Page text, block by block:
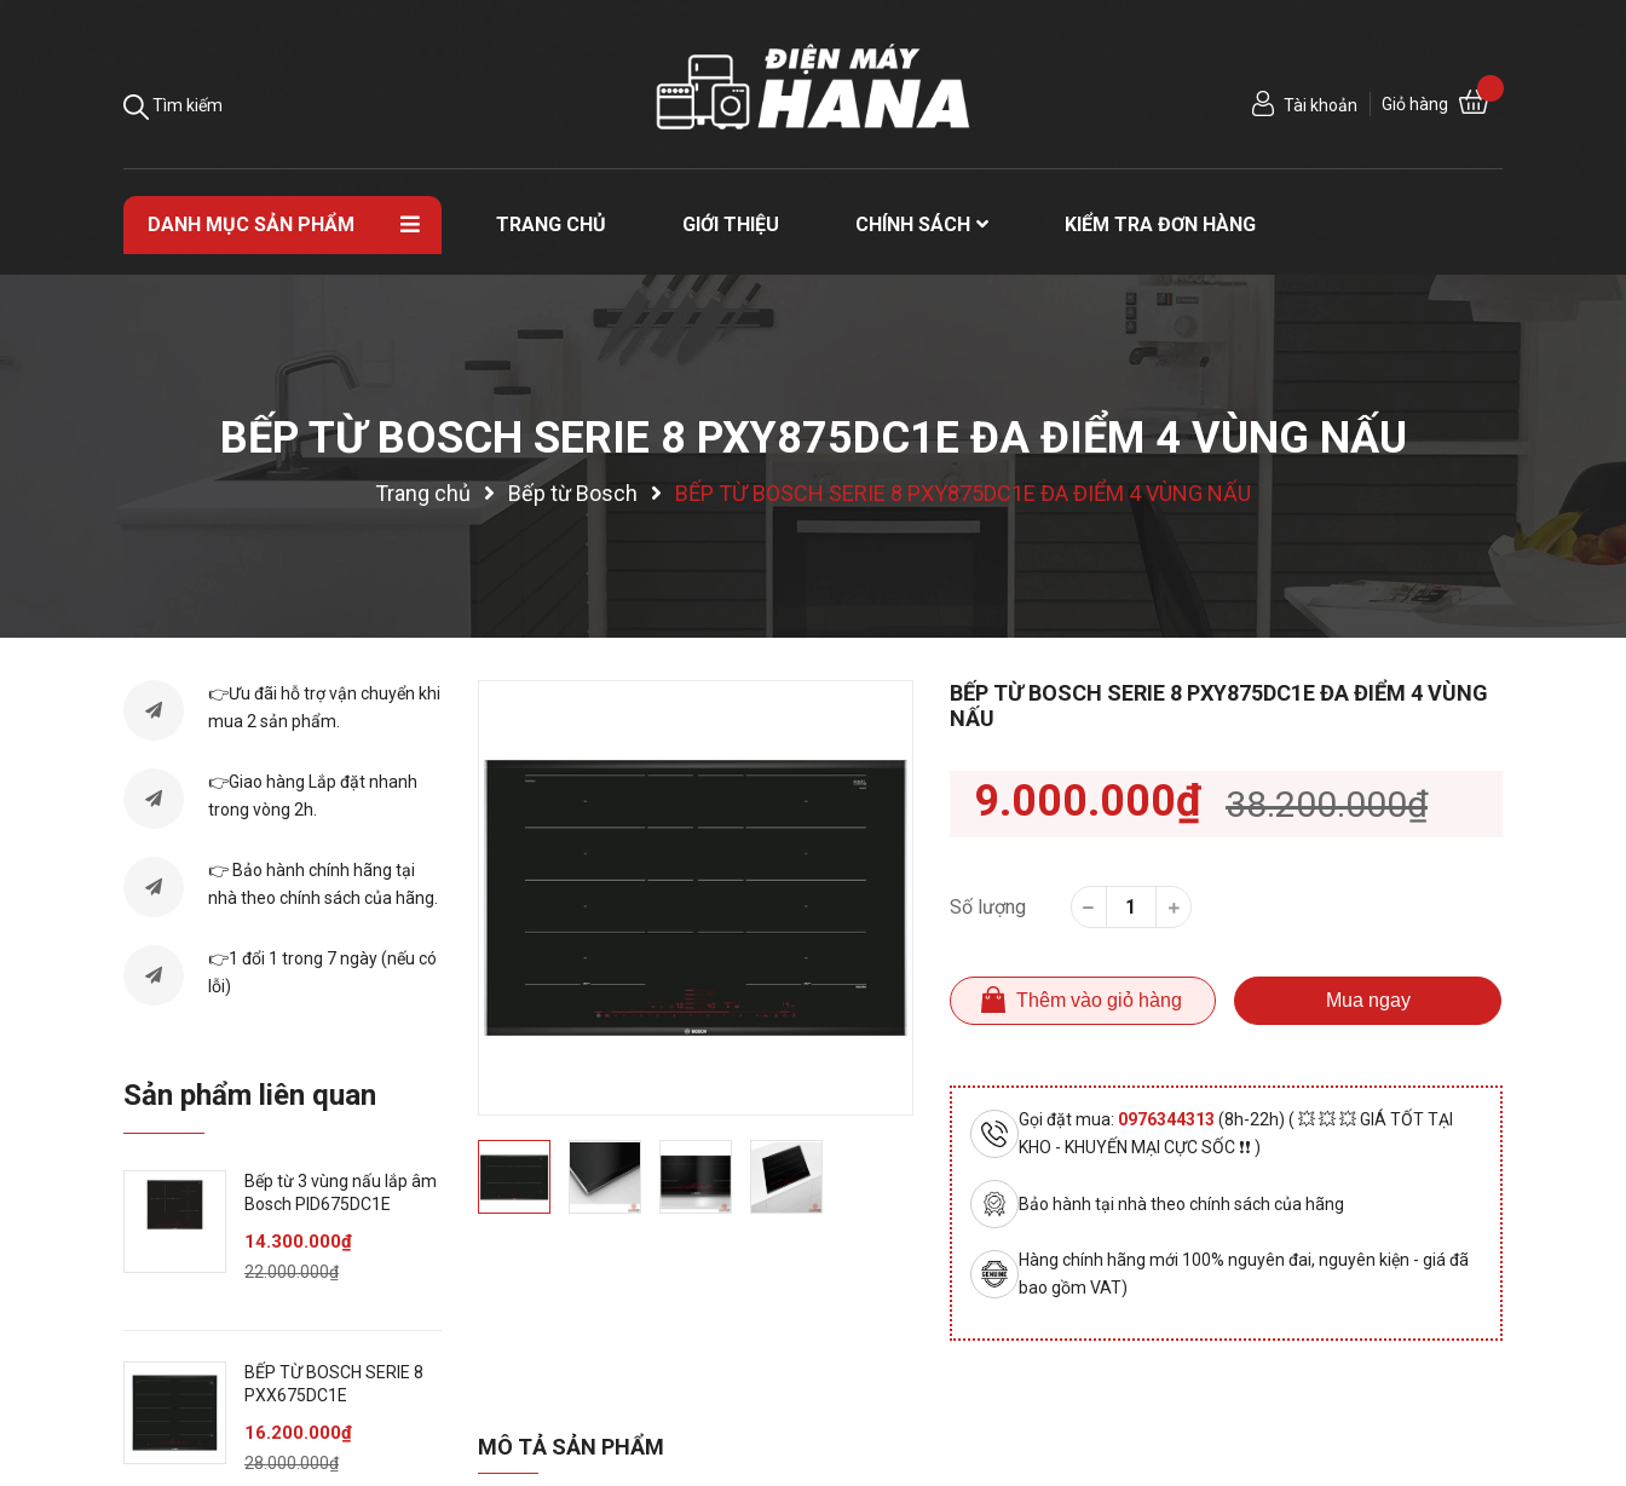
Tìm kiếm Tài khoản Giỏ hàng
DANH MỤC SẢN PHẨM TRANG CHỦ GIỚI THIỆU CHÍNH SÁCH KIỂM TRA ĐƠN HÀNG
BẾP TỪ BOSCH SERIE 8 PXY875DC1E ĐA ĐIỂM 4 VÙNG NẤU
Trang chủ Bếp từ Bosch BẾP TỪ BOSCH SERIE 8 PXY875DC1E ĐA ĐIỂM 4 VÙNG NẤU
BẾP TỪ BOSCH SERIE 8 PXY875DC1E ĐA ĐIỂM 4 VÙNG
NẤU
9.000.000₫ 38.200.000₫
Số lượng
Thêm vào giỏ hàng Mua ngay
Gọi đặt mua: 0976344313 (8h-22h) ( 💥 💥 💥 GIÁ TỐT TẠI
KHO - KHUYẾN MẠI CỰC SỐC ❗❗ )
Bảo hành tại nhà theo chính sách của hãng
Hàng chính hãng mới 100% nguyên đai, nguyên kiện - giá đã
bao gồm VAT)
MÔ TẢ SẢN PHẨM
👉Ưu đãi hỗ trợ vận chuyển khi
mua 2 sản phẩm.
👉Giao hàng Lắp đặt nhanh
trong vòng 2h.
👉 Bảo hành chính hãng tại
nhà theo chính sách của hãng.
👉1 đổi 1 trong 7 ngày (nếu có
lỗi)
Sản phẩm liên quan
Bếp từ 3 vùng nấu lắp âm
Bosch PID675DC1E
14.300.000₫
22.000.000₫
BẾP TỪ BOSCH SERIE 8
PXX675DC1E
16.200.000₫
28.000.000₫